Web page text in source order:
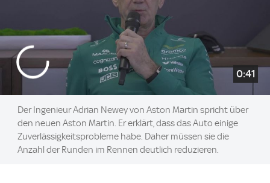
0:41
Der Ingenieur Adrian Newey von Aston Martin spricht über
den neuen Aston Martin. Er erklärt, dass das Auto einige
Zuverlässigkeitsprobleme habe. Daher müssen sie die
Anzahl der Runden im Rennen deutlich reduzieren.